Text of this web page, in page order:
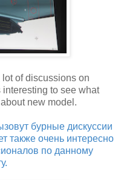
of discussions on
to see what
new model.
бурные дискуссии
также очень интересно
по данному